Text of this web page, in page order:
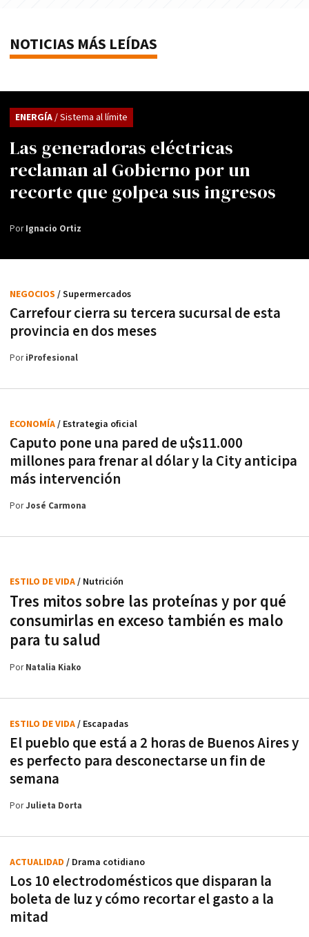
NOTICIAS MÁS LEÍDAS
Las generadoras eléctricas
reclaman al Gobierno por un
recorte que golpea sus ingresos
ENERGÍA / Sistema al límite
PorIgnacio Ortiz
Carrefour cierra su tercera sucursal de esta
provincia en dos meses
NEGOCIOS / Supermercados
PoriProfesional
Caputo pone una pared de u$s11.000
millones para frenar al dólar y la City anticipa
más intervención
ECONOMÍA/ Estrategia oficial
PorJosé Carmona
Tres mitos sobre las proteínas y por qué
consumirlas en exceso también es malo
para tu salud
ESTILO DE VIDA/ Nutrición
PorNatalia Kiako
El pueblo que está a 2 horas de Buenos Aires y
es perfecto para desconectarse un fin de
semana
ESTILO DE VIDA/ Escapadas
PorJulieta Dorta
Los 10 electrodomésticos que disparan la
boleta de luz y cómo recortar el gasto a la
mitad
ACTUALIDAD / Drama cotidiano